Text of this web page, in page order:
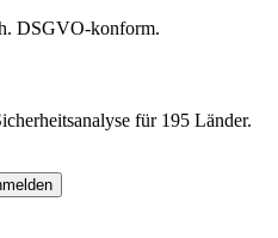
DSGVO-konform.
für 195 Länder.